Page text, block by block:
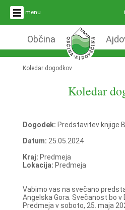
menu
Občina
Koledar dogodkov
Koledar
Dogodek: Predstavitev knjige
Datum: 25.05.2024
Kraj: Predmeja
Lokacija: Predmeja
Vabimo vas na svečano
Angelska Gora. Svečanost bo v
Predmeja v soboto, 25. maja